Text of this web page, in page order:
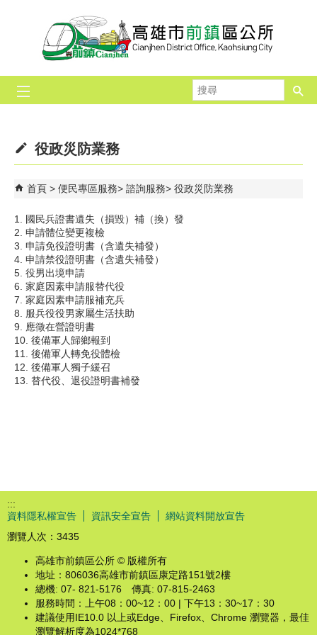
跳到主要內容區塊
尋
役政災防業務
首頁 便民專區服務 諮詢服務 役政災防業務
1. 國民兵證書遺失（損毀）補（換）發
2. 申請體位變更複檢
3. 申請免役證明書（含遺失補發）
4. 申請禁役證明書（含遺失補發）
5. 役男出境申請
6. 家庭因素申請服替代役
7. 家庭因素申請服補充兵
8. 服兵役役男家屬生活扶助
9. 應徵在營證明書
10. 後備軍人歸鄉報到
11. 後備軍人轉免役體檢
12. 後備軍人獨子緩召
13. 替代役、退役證明書補發
:::
資料隱私權宣告
資訊安全宣告
網站資料開放宣告
瀏覽人次： 3435
高雄市前鎮區公所 © 版權所有
地址：806036高雄市前鎮區康定路151號2樓
總機: 07- 821-5176 傳真: 07-815-2463
服務時間：上午08：00~12：00 | 下午13：30~17：30
建議使用IE10.0 以上或Edge、Firefox、Chrome 瀏覽器，最佳
瀏覽解析度為1024*768